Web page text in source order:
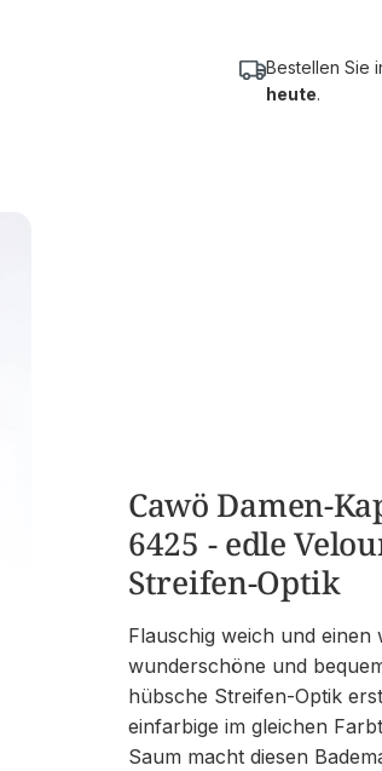
Bestellen Sie
heute.
Cawö Damen-
6425 - edle
Streifen-Optik
Flauschig weich und
wunderschöne und
hübsche Streifen-Optik
einfarbige im gleichen
Saum macht diesen